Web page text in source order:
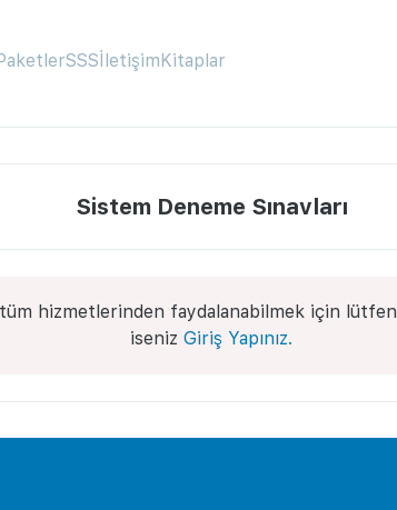
SSSİletişimKitaplar
Sistem Deneme Sınavları
tüm hizmetlerinden faydalanabilmek için lütfen
iseniz Giriş Yapınız.